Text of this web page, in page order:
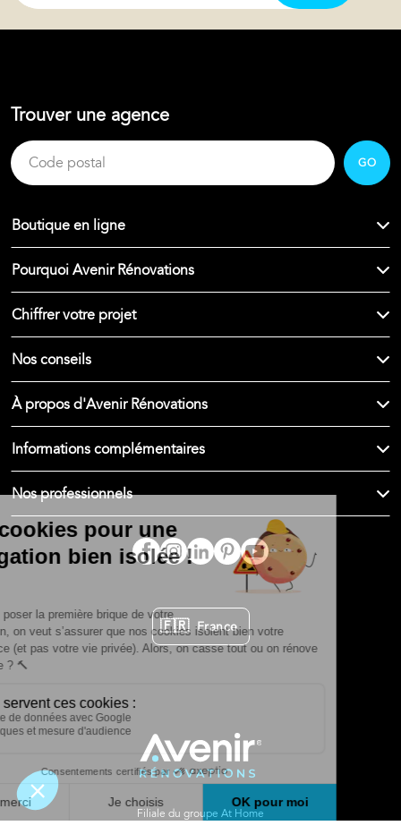
Trouver une agence
GO
Boutique en ligne
Pourquoi Avenir Rénovations
Chiffrer votre projet
Nos conseils
À propos d'Avenir Rénovations
Informations complémentaires
Nos professionnels
🇫🇷 France
Filiale du groupe At Home